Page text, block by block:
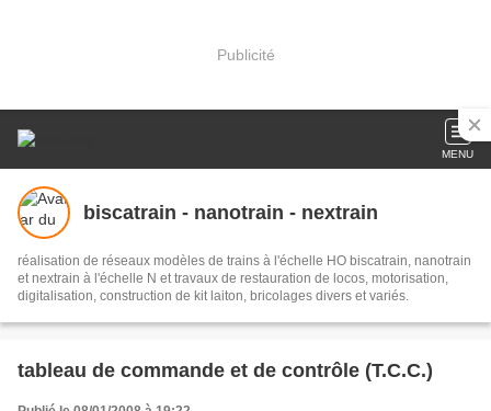
Publicité
MENU
biscatrain - nanotrain - nextrain
réalisation de réseaux modèles de trains à l'échelle HO biscatrain, nanotrain
et nextrain à l'échelle N et travaux de restauration de locos, motorisation,
digitalisation, construction de kit laiton, bricolages divers et variés.
tableau de commande et de contrôle (T.C.C.)